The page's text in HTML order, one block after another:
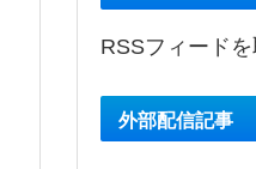
RSSフィード
外部配信記事